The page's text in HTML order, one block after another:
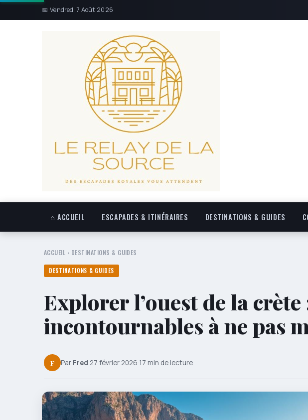
📅 Vendredi 7 Août 2026
⌂ ACCUEIL ESCAPADES & ITINÉRAIRES DESTINATIONS & GUIDES
ACCUEIL › DESTINATIONS & GUIDES
DESTINATIONS & GUIDES
Explorer l’ouest de la crète
incontournables à ne pas
F Par Fred·27 février 2026·17 min de lecture